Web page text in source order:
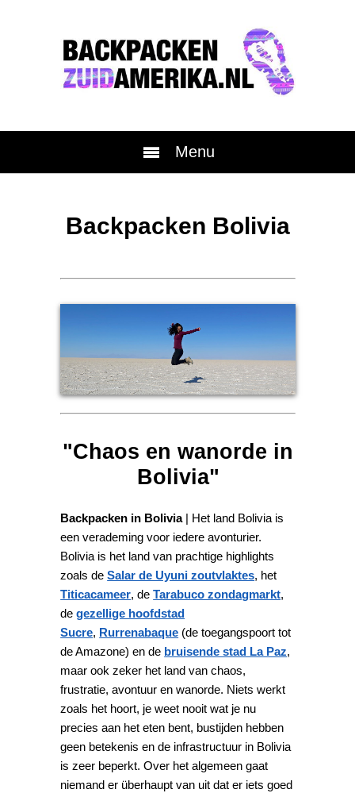
Menu
Backpacken Bolivia
"Chaos en wanorde in
Bolivia"
Backpacken in Bolivia| Het land Bolivia is
een verademing voor iedere avonturier.
Bolivia is het land van prachtige highlights
zoals deSalar de Uyuni zoutvlaktes, het
Titicacameer, deTarabuco zondagmarkt,
degezellige hoofdstad
Sucre, Rurrenabaque (de toegangspoort tot
de Amazone) en de bruisende stad La Paz,
maar ook zeker het land van chaos,
frustratie, avontuur en wanorde. Niets werkt
zoals het hoort, je weet nooit wat je nu
precies aan het eten bent, bustijden hebben
geen betekenis en de infrastructuur in Bolivia
is zeer beperkt. Over het algemeen gaat
niemand er überhaupt van uit dat er iets goed